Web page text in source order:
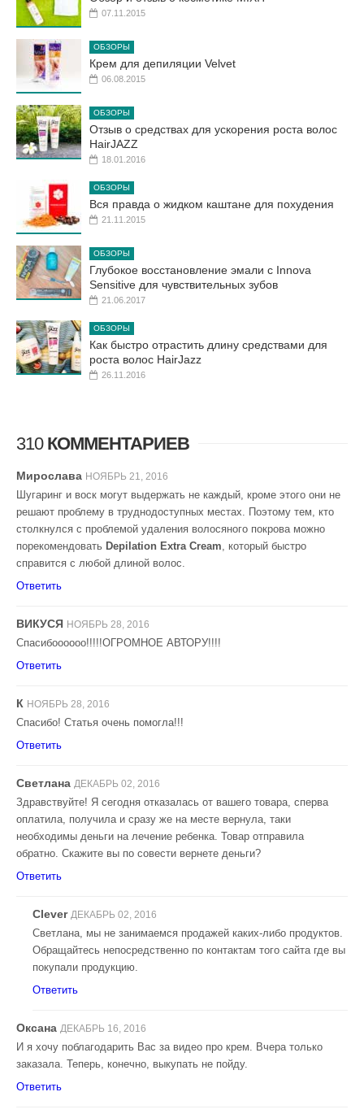
07.11.2015
ОБЗОРЫ
Крем для депиляции Velvet
06.08.2015
ОБЗОРЫ
Отзыв о средствах для ускорения роста волос
HairJAZZ
18.01.2016
ОБЗОРЫ
Вся правда о жидком каштане для похудения
21.11.2015
ОБЗОРЫ
Глубокое восстановление эмали с Innova
Sensitive для чувствительных зубов
21.06.2017
ОБЗОРЫ
Как быстро отрастить длину средствами для
роста волос HairJazz
26.11.2016
310 КОММЕНТАРИЕВ
Мирослава НОЯБРЬ 21, 2016
Шугаринг и воск могут выдержать не каждый, кроме этого они не
решают проблему в труднодоступных местах. Поэтому тем, кто
столкнулся с проблемой удаления волосяного покрова можно
порекомендовать Depilation Extra Cream, который быстро
справится с любой длиной волос.
Ответить
ВИКУСЯ НОЯБРЬ 28, 2016
Спасибоооооо!!!!!ОГРОМНОЕ АВТОРУ!!!!
Ответить
К НОЯБРЬ 28, 2016
Спасибо! Статья очень помогла!!!
Ответить
Светлана ДЕКАБРЬ 02, 2016
Здравствуйте! Я сегодня отказалась от вашего товара, сперва
оплатила, получила и сразу же на месте вернула, таки
необходимы деньги на лечение ребенка. Товар отправила
обратно. Скажите вы по совести вернете деньги?
Ответить
Clever ДЕКАБРЬ 02, 2016
Светлана, мы не занимаемся продажей каких-либо продуктов.
Обращайтесь непосредственно по контактам того сайта где вы
покупали продукцию.
Ответить
Оксана ДЕКАБРЬ 16, 2016
И я хочу поблагодарить Вас за видео про крем. Вчера только
заказала. Теперь, конечно, выкупать не пойду.
Ответить